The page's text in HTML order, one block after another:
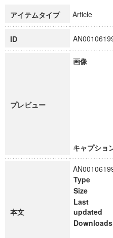
博士課程教育リーディン
アイテムタイプ Article
ID
プレビュー
画像
キャプショ
本文
Type
Size
Last
updated
Downloads